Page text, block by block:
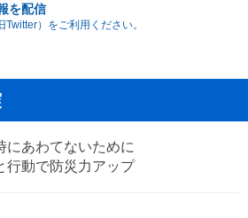
を配信
）をご利用ください。
にあわてないために
行動で防災力アップ